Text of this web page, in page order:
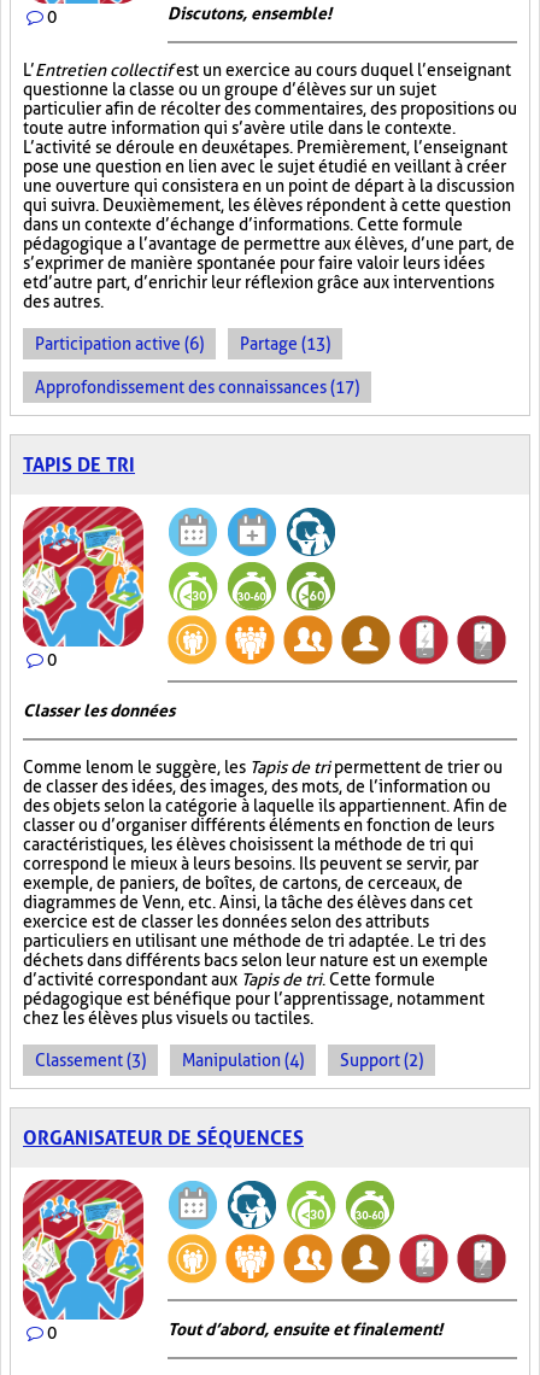
0 Discutons, ensemble!
L’Entretien collectifest un exercice au cours duquel l’enseignant
questionne la classe ou un groupe d’élèves sur un sujet
particulier afin de récolter des commentaires, des propositions ou
toute autre information qui s’avère utile dans le contexte.
L’activité se déroule en deux étapes. Premièrement, l’enseignant
pose une question en lien avec le sujet étudié en veillant à créer
une ouverture qui consistera en un point de départ à la discussion
qui suivra. Deuxièmement, les élèves répondent à cette question
dans un contexte d’échange d’informations. Cette formule
pédagogique a l’avantage de permettre aux élèves, d’une part, de
s’exprimer de manière spontanée pour faire valoir leurs idées
et d’autre part, d’enrichir leur réflexion grâce aux interventions
des autres.
Participation active (6) Partage (13)
Approfondissement des connaissances (17)
TAPIS DE TRI
0
Classer les données
Comme le nom le suggère, les Tapis de tripermettent de trier ou
de classer des idées, des images, des mots, de l’information ou
des objets selon la catégorie à laquelle ils appartiennent. Afin de
classer ou d’organiser différents éléments en fonction de leurs
caractéristiques, les élèves choisissent la méthode de tri qui
correspond le mieux à leurs besoins. Ils peuvent se servir, par
exemple, de paniers, de boîtes, de cartons, de cerceaux, de
diagrammes de Venn, etc. Ainsi, la tâche des élèves dans cet
exercice est de classer les données selon des attributs
particuliers en utilisant une méthode de tri adaptée. Le tri des
déchets dans différents bacs selon leur nature est un exemple
d’activité correspondant aux Tapis de tri. Cette formule
pédagogique est bénéfique pour l’apprentissage, notamment
chez les élèves plus visuels ou tactiles.
Classement (3) Manipulation (4) Support (2)
ORGANISATEUR DE SÉQUENCES
0 Tout d’abord, ensuite et finalement!